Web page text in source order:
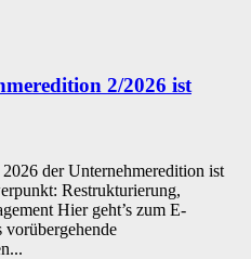
2/2026 ist
der Unternehmeredition ist
Restrukturierung,
Hier geht’s zum E-